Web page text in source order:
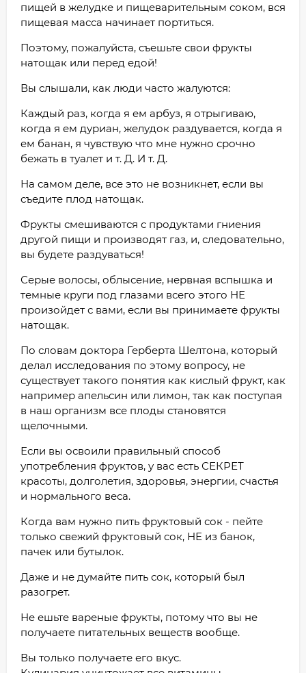
пищей в желудке и пищеварительным соком, вся
пищевая масса начинает портиться.
Поэтому, пожалуйста, съешьте свои фрукты
натощак или перед едой!
Вы слышали, как люди часто жалуются:
Каждый раз, когда я ем арбуз, я отрыгиваю,
когда я ем дуриан, желудок раздувается, когда я
ем банан, я чувствую что мне нужно срочно
бежать в туалет и т. Д. И т. Д.
На самом деле, все это не возникнет, если вы
съедите плод натощак.
Фрукты смешиваются с продуктами гниения
другой пищи и производят газ, и, следовательно,
вы будете раздуваться!
Серые волосы, облысение, нервная вспышка и
темные круги под глазами всего этого НЕ
произойдет с вами, если вы принимаете фрукты
натощак.
По словам доктора Герберта Шелтона, который
делал исследования по этому вопросу, не
существует такого понятия как кислый фрукт, как
например апельсин или лимон, так как поступая
в наш организм все плоды становятся
щелочными.
Если вы освоили правильный способ
употребления фруктов, у вас есть СЕКРЕТ
красоты, долголетия, здоровья, энергии, счастья
и нормального веса.
Когда вам нужно пить фруктовый сок - пейте
только свежий фруктовый сок, НЕ из банок,
пачек или бутылок.
Даже и не думайте пить сок, который был
разогрет.
Не ешьте вареные фрукты, потому что вы не
получаете питательных веществ вообще.
Вы только получаете его вкус.